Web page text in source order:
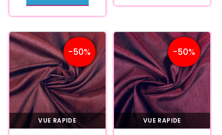
-50%
VUE RAPIDE
-50%
VUE RAPIDE